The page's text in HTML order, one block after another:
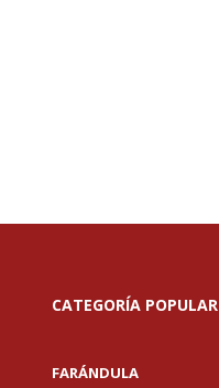
CATEGORÍA POPULAR
FARÁNDULA